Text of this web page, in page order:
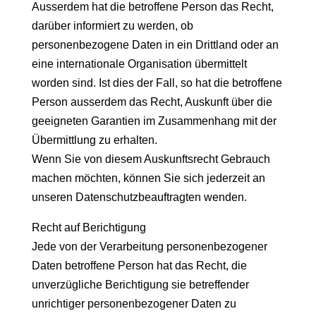
Ausserdem hat die betroffene Person das Recht,
darüber informiert zu werden, ob
personenbezogene Daten in ein Drittland oder an
eine internationale Organisation übermittelt
worden sind. Ist dies der Fall, so hat die betroffene
Person ausserdem das Recht, Auskunft über die
geeigneten Garantien im Zusammenhang mit der
Übermittlung zu erhalten.
Wenn Sie von diesem Auskunftsrecht Gebrauch
machen möchten, können Sie sich jederzeit an
unseren Datenschutzbeauftragten wenden.
Recht auf Berichtigung
Jede von der Verarbeitung personenbezogener
Daten betroffene Person hat das Recht, die
unverzügliche Berichtigung sie betreffender
unrichtiger personenbezogener Daten zu